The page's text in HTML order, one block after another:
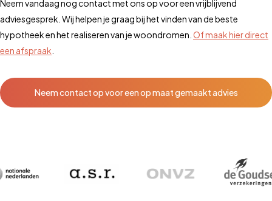
Neem vandaag nog contact met ons op voor een vrijblijvend
adviesgesprek. Wij helpen je graag bij het vinden van de beste
hypotheek en het realiseren van je woondromen. Of maak hier direct
een afspraak
Neem contact op voor een op maat gemaakt advies